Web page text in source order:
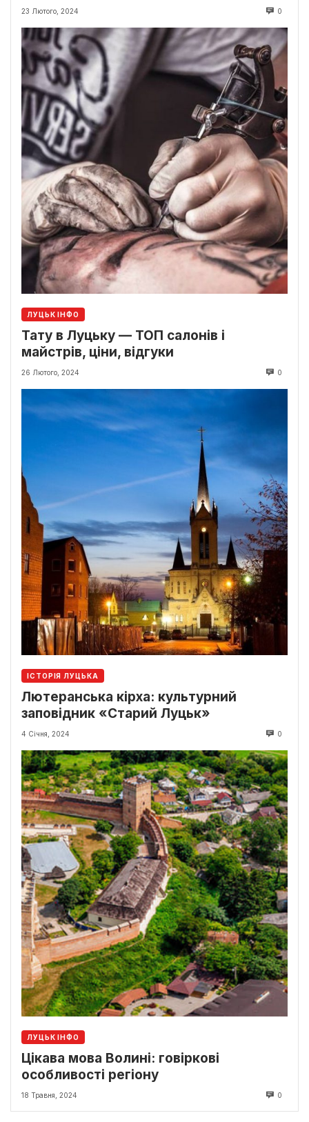
23 Лютого, 2024 0
ЛУЦЬК ІНФО
Тату в Луцьку — ТОП салонів і
майстрів, ціни, відгуки
26 Лютого, 2024 0
ІСТОРІЯ ЛУЦЬКА
Лютеранська кірха: культурний
заповідник «Старий Луцьк»
4 Січня, 2024 0
ЛУЦЬК ІНФО
Цікава мова Волині: говіркові
особливості регіону
18 Травня, 2024 0